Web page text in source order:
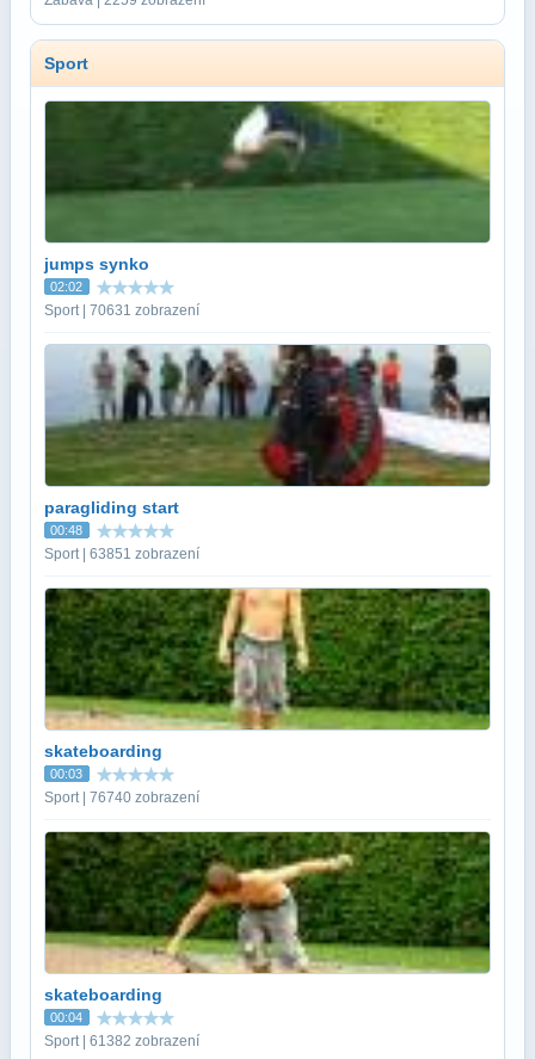
Sport
jumps synko
02:02
Sport | 70631 zobrazení
paragliding start
00:48
Sport | 63851 zobrazení
skateboarding
00:03
Sport | 76740 zobrazení
skateboarding
00:04
Sport | 61382 zobrazení